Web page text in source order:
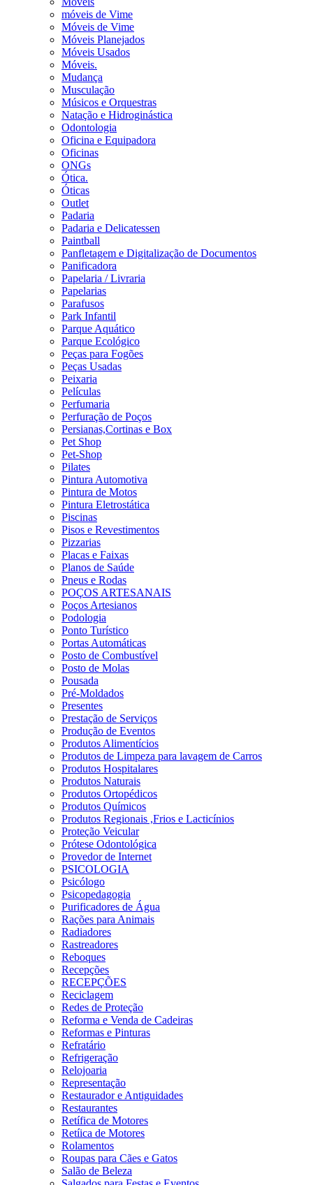
móveis de Vime
Móveis de Vime
Móveis Planejados
Móveis Usados
Móveis.
Mudança
Musculação
Músicos e Orquestras
Natação e Hidroginástica
Odontologia
Oficina e Equipadora
Oficinas
ONGs
Ótica.
Óticas
Outlet
Padaria
Padaria e Delicatessen
Paintball
Panfletagem e Digitalização de Documentos
Panificadora
Papelaria / Livraria
Papelarias
Parafusos
Park Infantil
Parque Aquático
Parque Ecológico
Peças para Fogões
Peças Usadas
Peixaria
Películas
Perfumaria
Perfuração de Poços
Persianas,Cortinas e Box
Pet Shop
Pet-Shop
Pilates
Pintura Automotiva
Pintura de Motos
Pintura Eletrostática
Piscinas
Pisos e Revestimentos
Pizzarias
Placas e Faixas
Planos de Saúde
Pneus e Rodas
POÇOS ARTESANAIS
Poços Artesianos
Podologia
Ponto Turístico
Portas Automáticas
Posto de Combustível
Posto de Molas
Pousada
Pré-Moldados
Presentes
Prestação de Serviços
Produção de Eventos
Produtos Alimentícios
Produtos de Limpeza para lavagem de Carros
Produtos Hospitalares
Produtos Naturais
Produtos Ortopédicos
Produtos Químicos
Produtos Regionais ,Frios e Lacticínios
Proteção Veicular
Prótese Odontológica
Provedor de Internet
PSICOLOGIA
Psicólogo
Psicopedagogia
Purificadores de Água
Rações para Animais
Radiadores
Rastreadores
Reboques
Recepções
RECEPÇÕES
Reciclagem
Redes de Proteção
Reforma e Venda de Cadeiras
Reformas e Pinturas
Refratário
Refrigeração
Relojoaria
Representação
Restaurador e Antiguidades
Restaurantes
Retífica de Motores
Retíica de Motores
Rolamentos
Roupas para Cães e Gatos
Salão de Beleza